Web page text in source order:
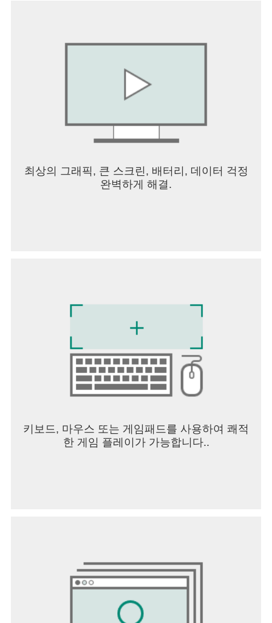
점 유의해 주세요
게 이용이 가능합니다. 3G 및4G환경에서는 통신사
의 네트워크 사정에 따라 간혹 끊김 현상이 발생할
[필수적 접근권한]
# 저장 권한: 사진/그림을 올리거나, 서버에 등록된
# 전화 권한: 방송 시청 중 통화 발생 시 오디오 상태
를 변경하기 위한 권한.
을 위한 권한
# 알림: 즐겨찾기 방송 및 공지 알림을 위한 권한
[접근권한 철회 방법]
-안드로이드 6.0 이상: ‘설정 > 어플리케이션 관리자
> 앱 선택 > 권한 > 접근권한’ 메뉴에서 철회 가능.
-안드로이드 6.0 미만: 접근권한 철회가 불가능하므
로, 앱 삭제로 철회 가능
최상의 그래픽, 큰 스크린, 배터리, 데이터 걱정
완벽하게 해결.
키보드, 마우스 또는 게임패드를 사용하여 쾌적
한 게임 플레이가 가능합니다..